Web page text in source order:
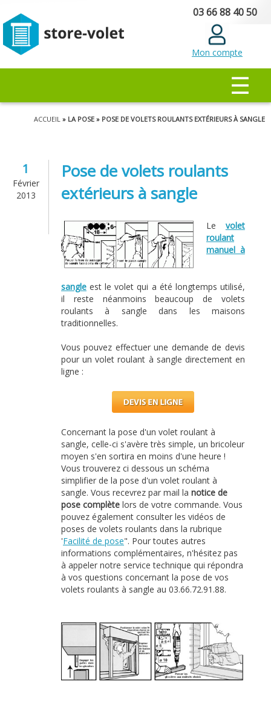
principal
03 66 88 40 50
Mon compte
☰
Vous êtes ici
ACCUEIL » LA POSE » POSE DE VOLETS ROULANTS EXTÉRIEURS À SANGLE
1
Février
2013
Pose de volets roulants
extérieurs à sangle
Le volet
roulant
manuel à
sangle est le volet qui a été longtemps utilisé,
il reste néanmoins beaucoup de volets
roulants à sangle dans les maisons
traditionnelles.
Vous pouvez effectuer une demande de devis
pour un volet roulant à sangle directement en
ligne :
Concernant la pose d'un volet roulant à
sangle, celle-ci s'avère très simple, un bricoleur
moyen s'en sortira en moins d'une heure !
Vous trouverez ci dessous un schéma
simplifier de la pose d'un volet roulant à
sangle. Vous recevrez par mail la notice de
pose complète lors de votre commande. Vous
pouvez également consulter les vidéos de
poses de volets roulants dans la rubrique
'Facilité de pose". Pour toutes autres
informations complémentaires, n'hésitez pas
à appeler notre service technique qui répondra
à vos questions concernant la pose de vos
volets roulants à sangle au 03.66.72.91.88.